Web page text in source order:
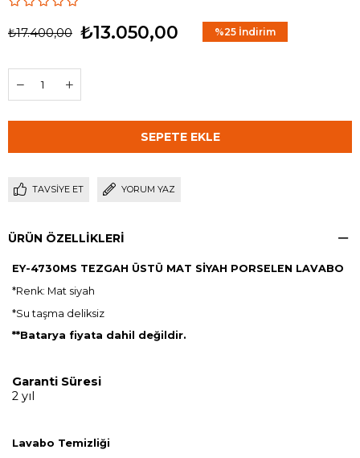
₺17.400,00 ₺13.050,00 %25 İndirim
TAVSIYE ET YORUM YAZ
ÜRÜN ÖZELLIKLERI
EY-4730MS TEZGAH ÜSTÜ MAT SİYAH PORSELEN LAVABO
*Renk: Mat siyah
*Su taşma deliksiz
**Batarya fiyata dahil değildir.
Garanti Süresi
2 yıl
Lavabo Temizliği